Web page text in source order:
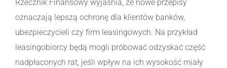
Rzecznik Finansowy wyjaśnia, że nowe przepisy
oznaczają lepszą ochronę dla klientów banków,
ubezpieczycieli czy firm leasingowych. Na przykład
leasingobiorcy będą mogli próbować odzyskać część
nadpłaconych rat, jeśli wpływ na ich wysokość miały